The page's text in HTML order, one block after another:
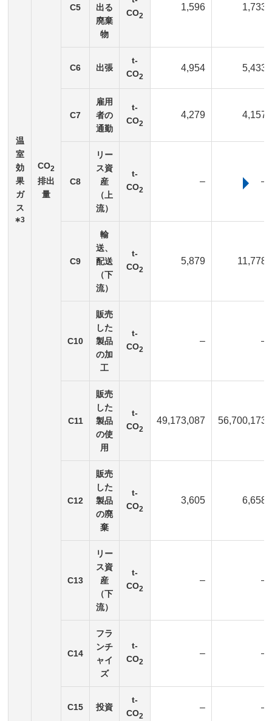
温
室
効
果
ガ
ス
∗3
CO2
排出
量
C5
出る
廃棄
物
CO2
1,596 1,733
C6 出張
t-
CO2
4,954 5,433
C7
雇用
者の
通勤
t-
CO2
4,279 4,157
C8
リー
ス資
産
（上
流）
t-
CO2
– –
C9
輸
送、
配送
（下
流）
t-
CO2
5,879 11,778
C10
販売
した
製品
の加
工
t-
CO2
– –
C11
販売
した
製品
の使
用
t-
CO2
49,173,087 56,700,173
C12
販売
した
製品
の廃
棄
t-
CO2
3,605 6,658
C13
リー
ス資
産
（下
流）
t-
CO2
– –
C14
フラ
ンチ
ャイ
ズ
t-
CO2
– –
C15 投資
t-
CO2
– –